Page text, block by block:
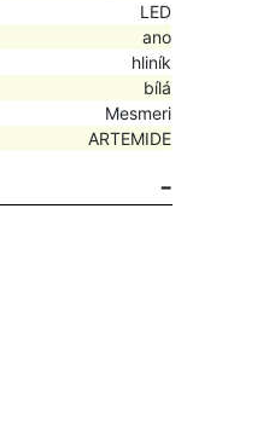
LED
ano
hliník
bílá
Mesmeri
ARTEMIDE